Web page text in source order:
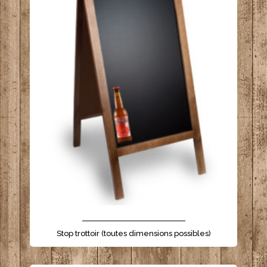
- - - - - - - - - - - - - - - - - - - - - -
Stop trottoir (toutes dimensions possibles)